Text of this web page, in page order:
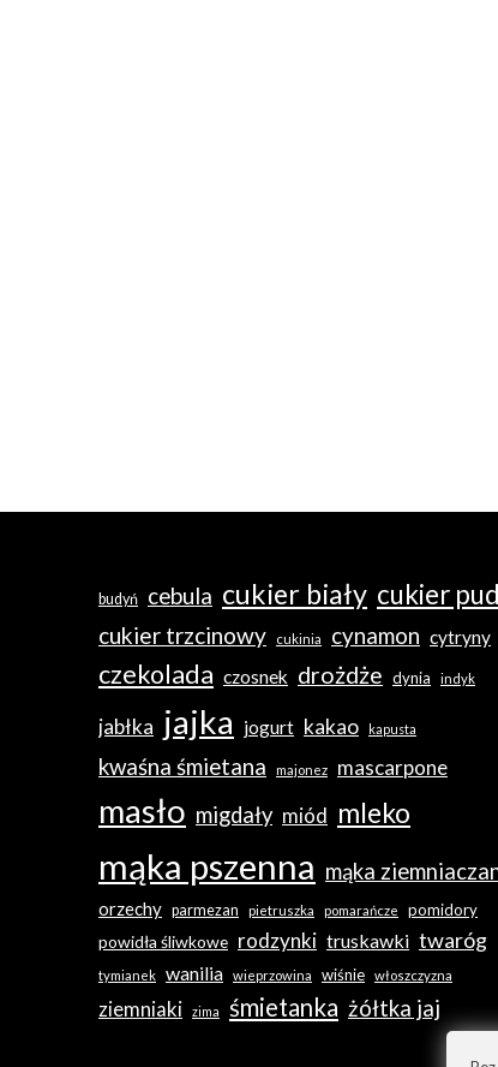
budyń cebula cukier biały cukier
cukier trzcinowy cukinia cynamon cytryny
czekolada czosnek drożdże dynia indyk
jabłka jajka jogurt kakao kapusta
kwaśna śmietana majonez mascarpone
masło migdały miód mleko
mąka pszenna mąka
orzechy parmezan pietruszka pomarańcze pomidory
powidła śliwkowe rodzynki truskawki twaróg
tymianek wanilia wieprzowina wiśnie włoszczyzna
ziemniaki zima śmietanka żółtka jaj